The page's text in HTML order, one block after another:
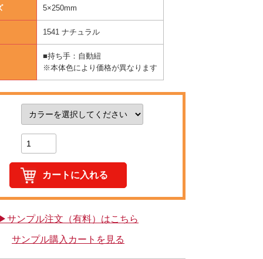
5×250mm
1541 ナチュラル
■持ち手：自動紐
※本体色により価格が異なります
サンプル注文（有料）はこちら
サンプル購入カートを見る